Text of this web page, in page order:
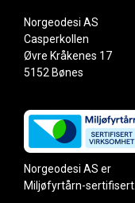
Norgeodesi AS
Casperkollen
Øvre Kråkenes 17
5152 Bønes
Norgeodesi AS er
Miljøfyrtårn-sertifisert.